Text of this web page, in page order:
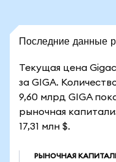
Последние данные
Текущая цена
за GIGA.
9,60 млрд GIGA
рыночная
17,31 млн $.
РЫНОЧНАЯ